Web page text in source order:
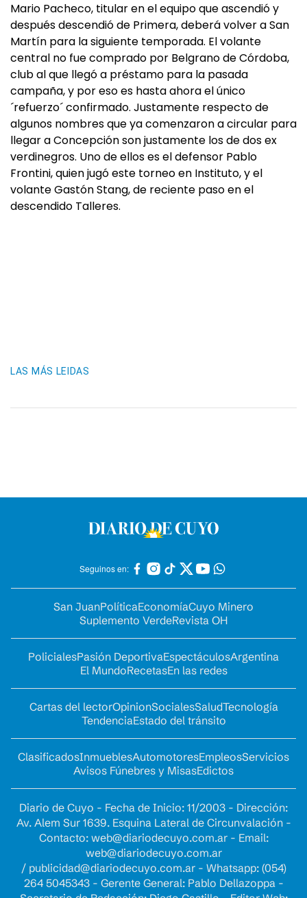
Mario Pacheco, titular en el equipo que ascendió y
después descendió de Primera, deberá volver a San
Martín para la siguiente temporada. El volante
central no fue comprado por Belgrano de Córdoba,
club al que llegó a préstamo para la pasada
campaña, y por eso es hasta ahora el único
´refuerzo´ confirmado. Justamente respecto de
algunos nombres que ya comenzaron a circular para
llegar a Concepción son justamente los de dos ex
verdinegros. Uno de ellos es el defensor Pablo
Frontini, quien jugó este torneo en Instituto, y el
volante Gastón Stang, de reciente paso en el
descendido Talleres.
LAS MÁS LEIDAS
Seguinos en:
San JuanPolíticaEconomíaCuyo Minero
Suplemento VerdeRevista OH
PolicialesPasión DeportivaEspectáculosArgentina
El MundoRecetasEn las redes
Cartas del lectorOpinionSocialesSaludTecnología
TendenciaEstado del tránsito
ClasificadosInmueblesAutomotoresEmpleosServicios
Avisos Fúnebres y MisasEdictos
Diario de Cuyo - Fecha de Inicio: 11/2003 - Dirección:
Av. Alem Sur 1639. Esquina Lateral de Circunvalación -
Contacto: web@diariodecuyo.com.ar- Email:
web@diariodecuyo.com.ar
/ publicidad@diariodecuyo.com.ar- Whatsapp: (054)
264 5045343 - Gerente General: Pablo Dellazoppa -